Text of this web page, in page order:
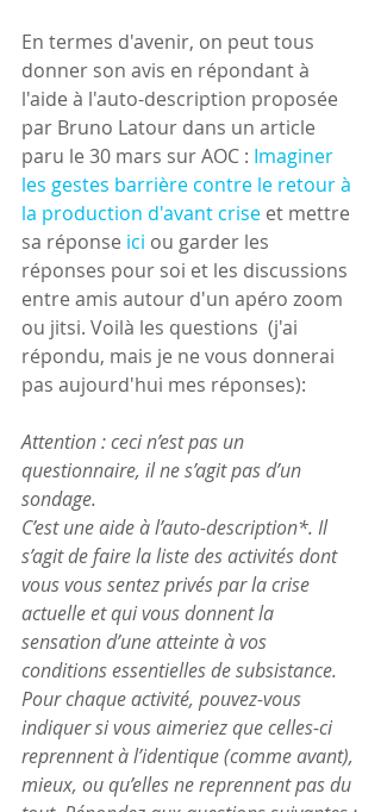
En termes d'avenir, on peut tous
donner son avis en répondant à
l'aide à l'auto-description proposée
par Bruno Latour dans un article
paru le 30 mars sur AOC : Imaginer
les gestes barrière contre le retour à
la production d'avant crise et mettre
sa réponse ici ou garder les
réponses pour soi et les discussions
entre amis autour d'un apéro zoom
ou jitsi. Voilà les questions  (j'ai
répondu, mais je ne vous donnerai
pas aujourd'hui mes réponses):
Attention : ceci n’est pas un
questionnaire, il ne s’agit pas d’un
sondage.
C’est une aide à l’auto-description*. Il
s’agit de faire la liste des activités dont
vous vous sentez privés par la crise
actuelle et qui vous donnent la
sensation d’une atteinte à vos
conditions essentielles de subsistance.
Pour chaque activité, pouvez-vous
indiquer si vous aimeriez que celles-ci
reprennent à l’identique (comme avant),
mieux, ou qu’elles ne reprennent pas du